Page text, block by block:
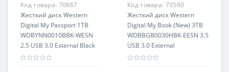
Код товара: 70867
Жесткий диск Western
Digital My Passport 1TB
WDBYNN0010BBK-WESN
2.5 USB 3.0 External Black
Код товара: 73560
Жесткий диск Western
Digital My Book (New) 3TB
WDBBGB0030HBK-EESN 3.5
USB 3.0 External